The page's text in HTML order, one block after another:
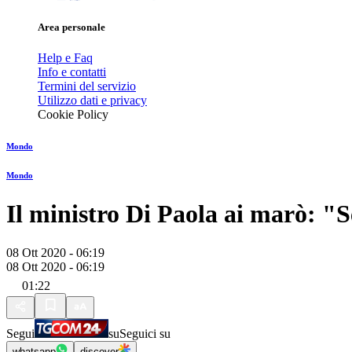
Area personale
Help e Faq
Info e contatti
Termini del servizio
Utilizzo dati e privacy
Cookie Policy
Mondo
Mondo
Il ministro Di Paola ai marò:
08 Ott 2020 - 06:19
08 Ott 2020 - 06:19
01:22
Segui suSeguici su